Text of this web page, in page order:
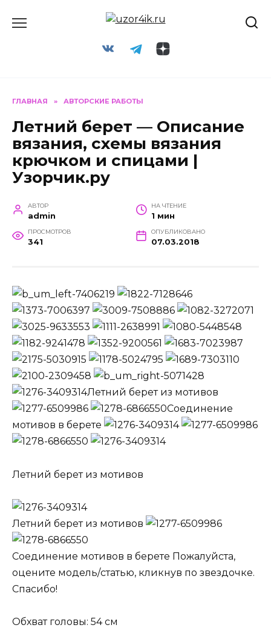
ГЛАВНАЯ » АВТОРСКИЕ РАБОТЫ
Летний берет — Описание
вязания, схемы вязания
крючком и спицами |
Узорчик.ру
АВТОР
admin
НА ЧТЕНИЕ
1 мин
ПРОСМОТРОВ
341
ОПУБЛИКОВАНО
07.03.2018
Летний берет из мотивов
Соединение
мотивов в берете
Летний берет из мотивов
Летний берет из мотивов
Соединение мотивов в берете Пожалуйста,
оцените модель/статью, кликнув по звездочке.
Спасибо!
Обхват головы: 54 см